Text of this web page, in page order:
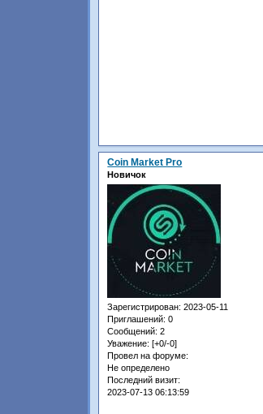
Coin Market Pro
Новичок
Зарегистрирован: 2023-05-11
Приглашений: 0
Сообщений: 2
Уважение: [+0/-0]
Провел на форуме:
Не определено
Последний визит:
2023-07-13 06:13:59